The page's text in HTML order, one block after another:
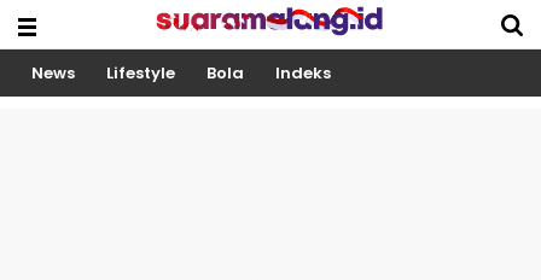
News Lifestyle Bola Indeks